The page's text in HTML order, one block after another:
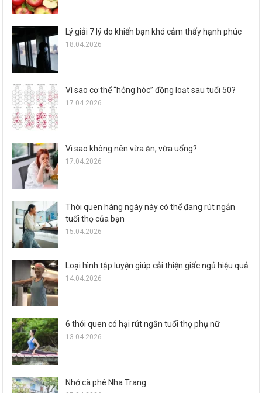
Lý giải 7 lý do khiến bạn khó cảm thấy hạnh phúc
18.04.2026
Vì sao cơ thể “hỏng hóc” đồng loạt sau tuổi 50?
17.04.2026
Vì sao không nên vừa ăn, vừa uống?
17.04.2026
Thói quen hàng ngày này có thể đang rút ngắn
tuổi thọ của bạn
15.04.2026
Loại hình tập luyện giúp cải thiện giấc ngủ hiệu quả
14.04.2026
6 thói quen có hại rút ngắn tuổi thọ phụ nữ
13.04.2026
Nhớ cà phê Nha Trang